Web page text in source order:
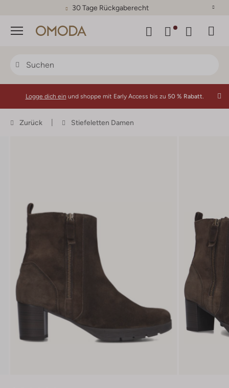
30 Tage Rückgaberecht
Menü
Logge dich ein und shoppe mit Early Access bis zu 50 % Rabatt.
Zurück Stiefeletten Damen